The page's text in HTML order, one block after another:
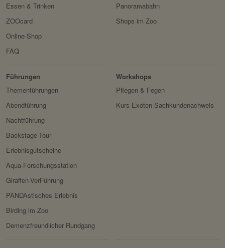
Essen & Trinken
ZOOcard
Panoramabahn
Shops im Zoo
Online-Shop
FAQ
Zoo
Führungen
Themenführungen
Abendführung
Nachtführung
Backstage-Tour
Erlebnisgutscheine
Aqua-Forschungsstation
Giraffen-VerFührung
PANDAstisches Erlebnis
Birding im Zoo
Demenzfreundlicher Rundgang
Workshops
Pflegen & Fegen
Kurs Exoten-Sachkundenachweis
&
Forschung